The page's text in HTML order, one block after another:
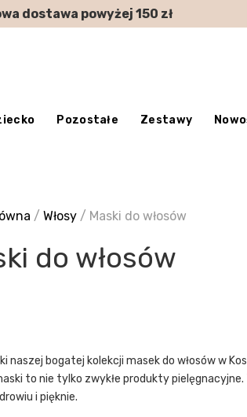
dostawa powyżej 150 zł
Pozostałe Zestawy
/ Włosy/ Maski do włosów
do włosów
naszej bogatej kolekcji masek do włosów w
to nie tylko zwykłe produkty
i pięknie.